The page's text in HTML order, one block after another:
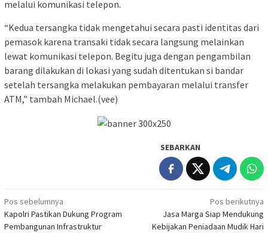
melalui komunikasi telepon.
“Kedua tersangka tidak mengetahui secara pasti identitas dari
pemasok karena transaki tidak secara langsung melainkan
lewat komunikasi telepon. Begitu juga dengan pengambilan
barang dilakukan di lokasi yang sudah ditentukan si bandar
setelah tersangka melakukan pembayaran melalui transfer
ATM,” tambah Michael.(vee)
SEBARKAN
Navigasi
pos
Pos sebelumnya
Kapolri Pastikan Dukung Program
Pembangunan Infrastruktur
Pos berikutnya
Jasa Marga Siap Mendukung
Kebijakan Peniadaan Mudik Hari